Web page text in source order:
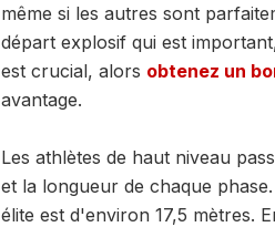
même si les autres sont
départ explosif qui est
est crucial, alors obtenez un
avantage.
Les athlètes de haut niveau
et la longueur de chaque
élite est d'environ 17,5 mètres.